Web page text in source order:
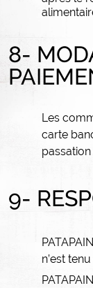
8-
Les
carte
9-
n’est